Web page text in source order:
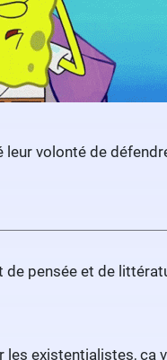
leur volonté de
de pensée et de
les existentialistes, ça